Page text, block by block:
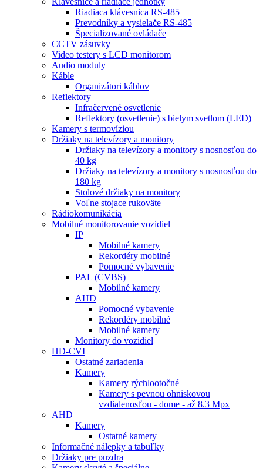
Riadiaca klávesnica RS-485
Prevodníky a vysielače RS-485
Špecializované ovládače
CCTV zásuvky
Video testery s LCD monitorom
Audio moduly
Káble
Organizátori káblov
Reflektory
Infračervené osvetlenie
Reflektory (osvetlenie) s bielym svetlom (LED)
Kamery s termovíziou
Držiaky na televízory a monitory
Držiaky na televízory a monitory s nosnosťou do
40 kg
Držiaky na televízory a monitory s nosnosťou do
180 kg
Stolové držiaky na monitory
Voľne stojace rukoväte
Rádiokomunikácia
Mobilné monitorovanie vozidiel
IP
Mobilné kamery
Rekordéry mobilné
Pomocné vybavenie
PAL (CVBS)
Mobilné kamery
AHD
Pomocné vybavenie
Rekordéry mobilné
Mobilné kamery
Monitory do vozidiel
HD-CVI
Ostatné zariadenia
Kamery
Kamery rýchlootočné
Kamery s pevnou ohniskovou
vzdialenosťou - dome - až 8.3 Mpx
AHD
Kamery
Ostatné kamery
Informačné nálepky a tabuľky
Držiaky pre puzdra